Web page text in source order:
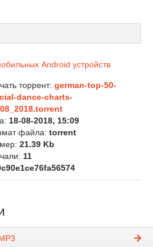
торрент: german-top-50-
dance-charts-
18-08-2018, 15:09
файла: torrent
21.39 Kb
11